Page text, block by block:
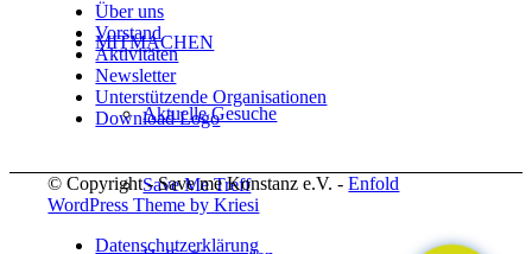
MITMACHEN
Aktuelle Gesuche
Save Me Treff
Über uns
Vorstand
Aktivitäten
Newsletter
Unterstützende Organisationen
Download Logo
© Copyright - Save me Konstanz e.V. -Enfold
WordPress Theme by Kriesi
Datenschutzerklärung